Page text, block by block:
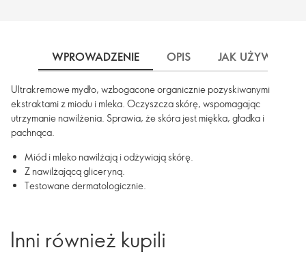
WPROWADZENIE OPIS JAK UŻYWAĆ
Ultrakremowe mydło, wzbogacone organicznie pozyskiwanymi
ekstraktami z miodu i mleka. Oczyszcza skórę, wspomagając
utrzymanie nawilżenia. Sprawia, że skóra jest miękka, gładka i
pachnąca.
Miód i mleko nawilżają i odżywiają skórę.
Z nawilżającą gliceryną.
Testowane dermatologicznie.
Inni również kupili